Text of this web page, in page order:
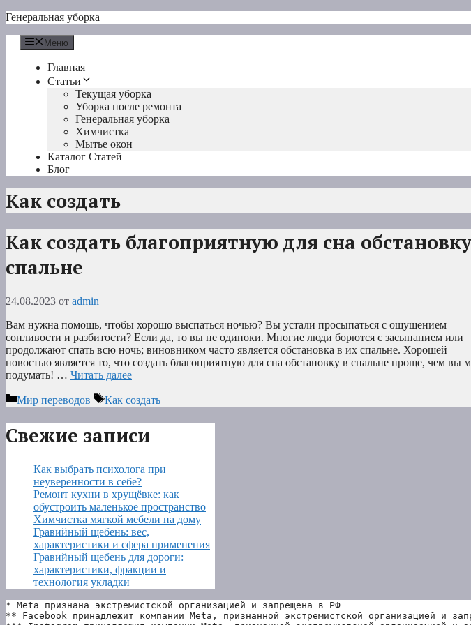
Перейти
содержимому
Генеральная уборка
Меню
Главная
Статьи
Текущая уборка
Уборка после ремонта
Генеральная уборка
Химчистка
Мытье окон
Каталог Статей
Блог
Как создать
Как создать благоприятную для сна
спальне
24.08.2023 от admin
Вам нужна помощь, чтобы хорошо выспаться ночью? Вы устали просыпаться с ощущением
сонливости и разбитости? Если да, то вы не одиноки. Многие люди борются с засыпанием или
продолжают спать всю ночь; виновником часто является обстановка в их спальне. Хорошей
новостью является то, что создать благоприятную для сна обстановку в спальне проще, чем вы
подумать! … Читать далее
Рубрики
Мир переводов Метки
Как создать
Свежие записи
Как выбрать психолога при
неуверенности в себе?
Ремонт кухни в хрущёвке: как
обустроить маленькое пространство
Химчистка мягкой мебели на дому
Гравийный щебень: вес,
характеристики и сфера применения
Гравийный щебень для дороги:
характеристики, фракции и
технология укладки
* Meta признана экстремистской организацией и запрещена в РФ
** Facebook принадлежит компании Meta, признанной экстремистской организацией и